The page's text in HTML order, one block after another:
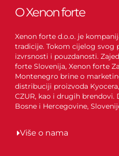
O Xenon forte
Xenon forte d.o.o. je
tradicije. Tokom cijelog svog
izvrsnosti i pouzdanosti.
forte Slovenija, Xenon forte
Montenegro brine o
distribuciji proizvoda
CZUR, kao i drugih
Bosne i Hercegovine,
Više o nama